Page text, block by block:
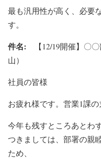
最も汎用性が高く、必要
す。
件名:
【12/19開催】〇
山）
社員の皆様
お疲れ様です。営業1課の
今年も残すところあとわ
つきましては、部署の親
ため、